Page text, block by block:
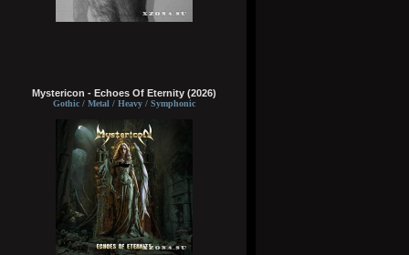
Mystericon - Echoes Of Eternity (2026)
Gothic / Metal / Heavy / Symphonic